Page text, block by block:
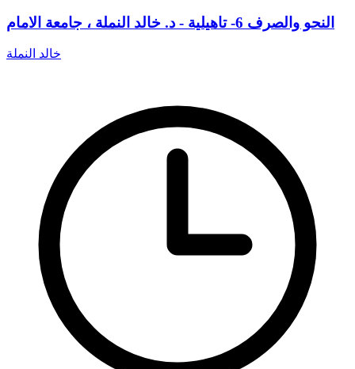
النحو والصرف 6- تاهيلية - د. خالد النملة ، جامعة الامام
خالد النملة